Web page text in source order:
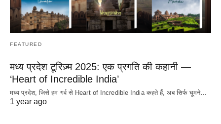
FEATURED
मध्य प्रदेश टूरिज़्म 2025: एक प्रगति की कहानी —
‘Heart of Incredible India’
मध्य प्रदेश, जिसे हम गर्व से Heart of Incredible India कहते हैं, अब सिर्फ घूमने…
1 year ago